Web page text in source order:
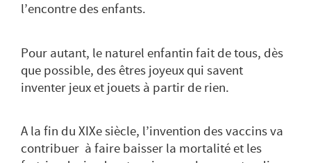
l’encontre des enfants.
Pour autant, le naturel enfantin fait de tous, dès
que possible, des êtres joyeux qui savent
inventer jeux et jouets à partir de rien.
A la fin du XIXe siècle, l’invention des vaccins va
contribuer à faire baisser la mortalité et les